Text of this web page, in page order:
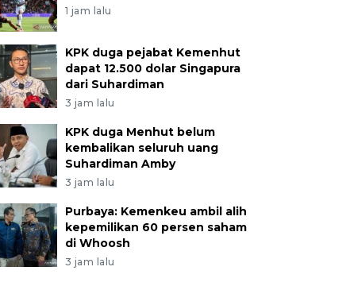
1 jam lalu
KPK duga pejabat Kemenhut
dapat 12.500 dolar Singapura
dari Suhardiman
3 jam lalu
KPK duga Menhut belum
kembalikan seluruh uang
Suhardiman Amby
3 jam lalu
Purbaya: Kemenkeu ambil alih
kepemilikan 60 persen saham
di Whoosh
3 jam lalu